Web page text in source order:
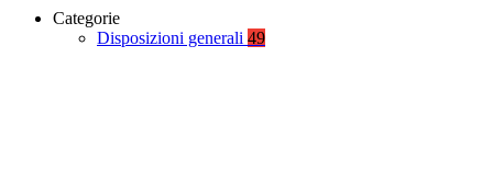
Categorie
Disposizioni generali 49